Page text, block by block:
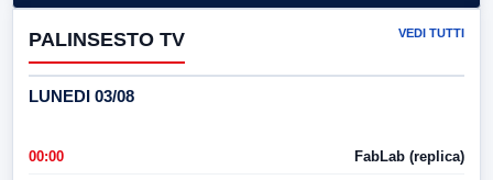
PALINSESTO TV VEDI TUTTI
LUNEDI 03/08
00:00 FabLab (replica)